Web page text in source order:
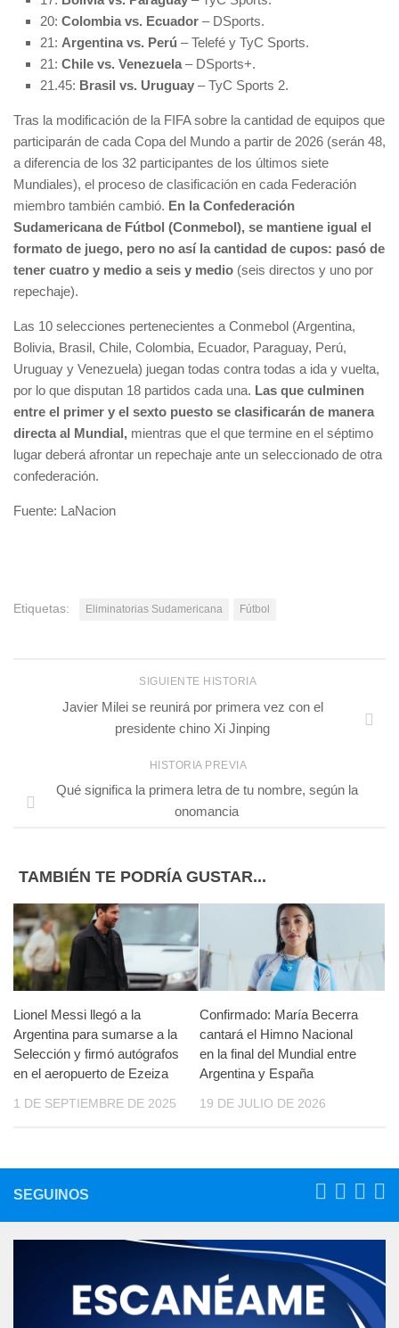
20: Colombia vs. Ecuador – DSports.
21: Argentina vs. Perú – Telefé y TyC Sports.
21: Chile vs. Venezuela – DSports+.
21.45: Brasil vs. Uruguay – TyC Sports 2.
Tras la modificación de la FIFA sobre la cantidad de equipos que
participarán de cada Copa del Mundo a partir de 2026 (serán 48,
a diferencia de los 32 participantes de los últimos siete
Mundiales), el proceso de clasificación en cada Federación
miembro también cambió. En la Confederación
Sudamericana de Fútbol (Conmebol), se mantiene igual el
formato de juego, pero no así la cantidad de cupos: pasó de
tener cuatro y medio a seis y medio (seis directos y uno por
repechaje).
Las 10 selecciones pertenecientes a Conmebol (Argentina,
Bolivia, Brasil, Chile, Colombia, Ecuador, Paraguay, Perú,
Uruguay y Venezuela) juegan todas contra todas a ida y vuelta,
por lo que disputan 18 partidos cada una. Las que culminen
entre el primer y el sexto puesto se clasificarán de manera
directa al Mundial, mientras que el que termine en el séptimo
lugar deberá afrontar un repechaje ante un seleccionado de otra
confederación.
Fuente: LaNacion
Etiquetas: Eliminatorias Sudamericana Fútbol
SIGUIENTE HISTORIA
Javier Milei se reunirá por primera vez con el
presidente chino Xi Jinping
HISTORIA PREVIA
Qué significa la primera letra de tu nombre, según la
onomancia
TAMBIÉN TE PODRÍA GUSTAR...
Lionel Messi llegó a la
Argentina para sumarse a la
Selección y firmó autógrafos
en el aeropuerto de Ezeiza
1 DE SEPTIEMBRE DE 2025
Confirmado: María Becerra
cantará el Himno Nacional
en la final del Mundial entre
Argentina y España
19 DE JULIO DE 2026
SEGUINOS